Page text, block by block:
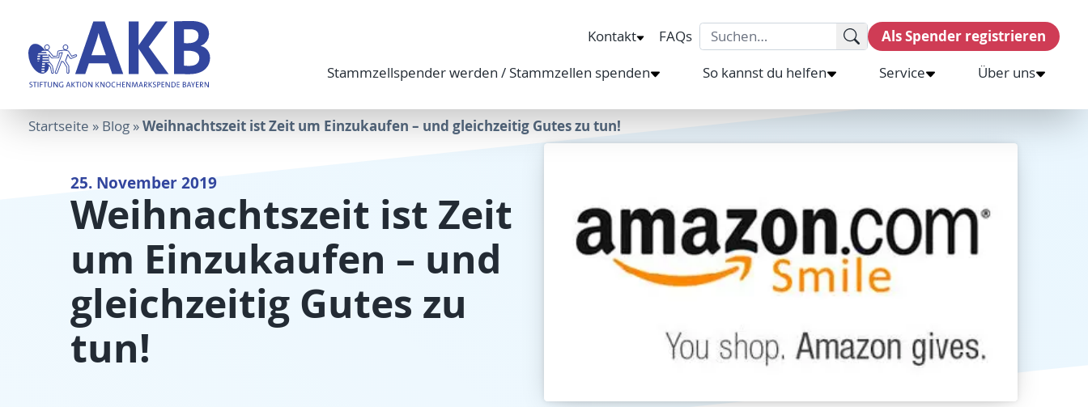
Kontakt FAQs Search for: Als Spender registrieren
Stammzellspender werden / Stammzellen spenden So kannst du helfen Service Über uns
Startseite » Blog»Weihnachtszeit ist Zeit um Einzukaufen – und gleichzeitig Gutes zu tun!
25. November 2019
Weihnachtszeit ist Zeit
um Einzukaufen – und
gleichzeitig Gutes zu
tun!